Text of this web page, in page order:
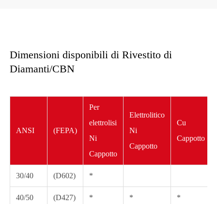
Dimensioni disponibili di Rivestito di
Diamanti/CBN
ANSI (FEPA)
Per
elettrolisi
Ni
Cappotto
Elettrolitico
Ni
Cappotto
Cu
Cappotto
30/40 (D602) *
40/50 (D427) * * *